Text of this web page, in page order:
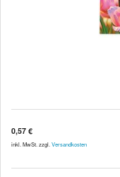
0,57 €
inkl. MwSt. zzgl. Versandkosten